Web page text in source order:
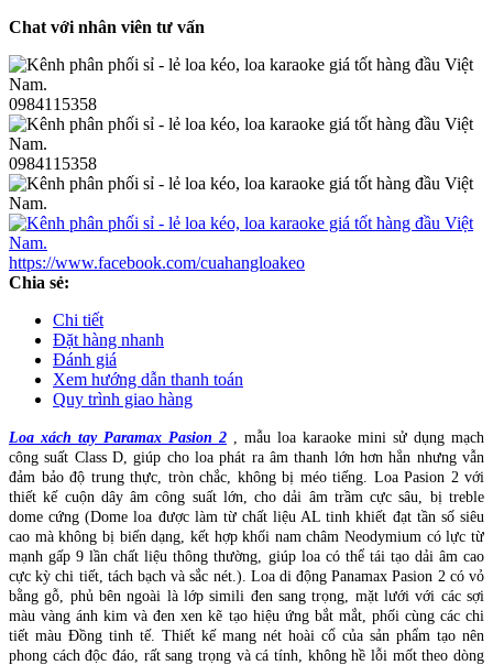
Chat với nhân viên tư vấn
0984115358
0984115358
https://www.facebook.com/cuahangloakeo
Chia sẻ:
Chi tiết
Đặt hàng nhanh
Đánh giá
Xem hướng dẫn thanh toán
Quy trình giao hàng
Loa xách tay Paramax Pasion 2 , mẫu loa karaoke mini sử dụng mạch
công suất Class D, giúp cho loa phát ra âm thanh lớn hơn hẳn nhưng vẫn
đảm bảo độ trung thực, tròn chắc, không bị méo tiếng. Loa Pasion 2 với
thiết kế cuộn dây âm công suất lớn, cho dải âm trầm cực sâu, bị treble
dome cứng (Dome loa được làm từ chất liệu AL tinh khiết đạt tần số siêu
cao mà không bị biến dạng, kết hợp khối nam châm Neodymium có lực từ
mạnh gấp 9 lần chất liệu thông thường, giúp loa có thể tái tạo dải âm cao
cực kỳ chi tiết, tách bạch và sắc nét.). Loa di động Panamax Pasion 2 có vỏ
bằng gỗ, phủ bên ngoài là lớp simili đen sang trọng, mặt lưới với các sợi
màu vàng ánh kim và đen xen kẽ tạo hiệu ứng bắt mắt, phối cùng các chi
tiết màu Đồng tinh tế. Thiết kế mang nét hoài cổ của sản phẩm tạo nên
phong cách độc đáo, rất sang trọng và cá tính, không hề lỗi mốt theo dòng